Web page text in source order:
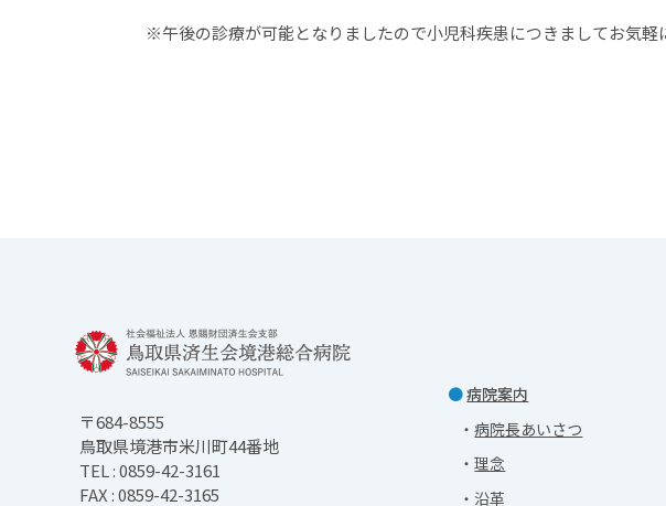
※午後の診療が可能となりましたので小児科疾患につきましてお気軽
〒684-8555
鳥取県境港市米川町44番地
TEL : 0859-42-3161
FAX : 0859-42-3165
病院案内
病院長あいさつ
理念
沿革